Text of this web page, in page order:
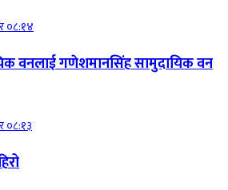
०८:१४
वनलाई गणेशमानसिंह सामुदायिक वन
०८:१३